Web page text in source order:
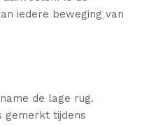
iedere beweging van
de lage rug.
gemerkt tijdens